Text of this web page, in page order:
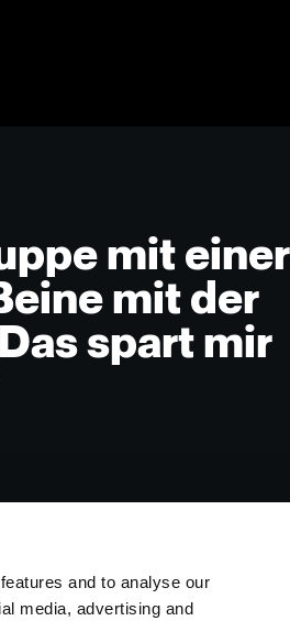
and to analyse our
media, advertising and
mit einer
mit der
spart mir